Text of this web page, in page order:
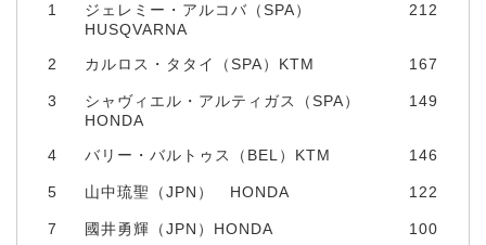
1
ジェレミー・アルコバ（SPA）
HUSQVARNA
212
2 カルロス・タタイ（SPA）KTM 167
3
シャヴィエル・アルティガス（SPA）
HONDA
149
4 バリー・バルトゥス（BEL）KTM 146
5 山中琉聖（JPN） HONDA 122
7 國井勇輝（JPN）HONDA 100